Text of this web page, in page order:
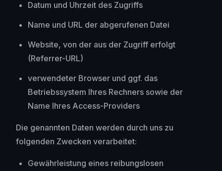
Datum und Uhrzeit des Zugriffs
Name und URL der abgerufenen Datei
Website, von der aus der Zugriff erfolgt
(Referrer-URL)
verwendeter Browser und ggf. das
Betriebssystem Ihres Rechners sowie der
Name Ihres Access-Providers
Die genannten Daten werden durch uns zu
folgenden Zwecken verarbeitet:
Gewährleistung eines reibungslosen